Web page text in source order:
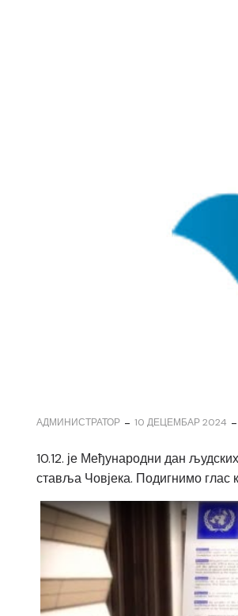
АДМИНИСТРАТОР - 10 ДЕЦЕМБАР 2024 -
10.12. је Међународни дан
ставља Човјека. Подигнимо глас